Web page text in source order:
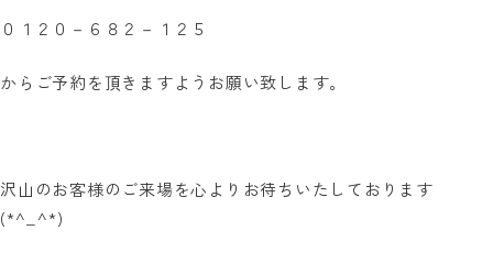
０１２０－６８２－１２５
からご予約を頂きますようお願い致します。
沢山のお客様のご来場を心よりお待ちいたしております
(*^_^*)